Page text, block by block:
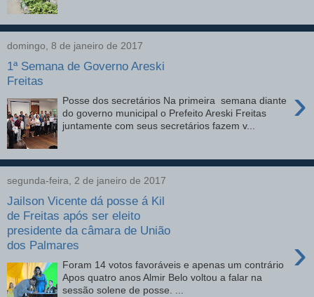
domingo, 8 de janeiro de 2017
1ª Semana de Governo Areski
Freitas
›
Posse dos secretários Na primeira semana diante
do governo municipal o Prefeito Areski Freitas
juntamente com seus secretários fazem v...
segunda-feira, 2 de janeiro de 2017
Jailson Vicente dá posse á Kil
de Freitas após ser eleito
presidente da câmara de União
dos Palmares
›
Foram 14 votos favoráveis e apenas um contrário
Apos quatro anos Almir Belo voltou a falar na
sessão solene de posse. ...